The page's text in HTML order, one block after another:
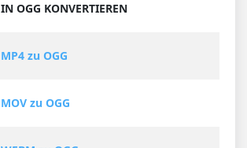
IN OGG KONVERTIEREN
MP4 zu OGG
MOV zu OGG